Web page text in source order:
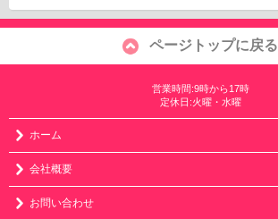
ページトップに戻る
営業時間:9時から17時
定休日:火曜・水曜
ホーム
会社概要
お問い合わせ